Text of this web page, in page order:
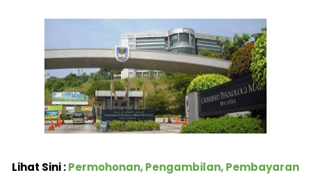
Lihat Sini :Permohonan, Pengambilan, Pembayaran